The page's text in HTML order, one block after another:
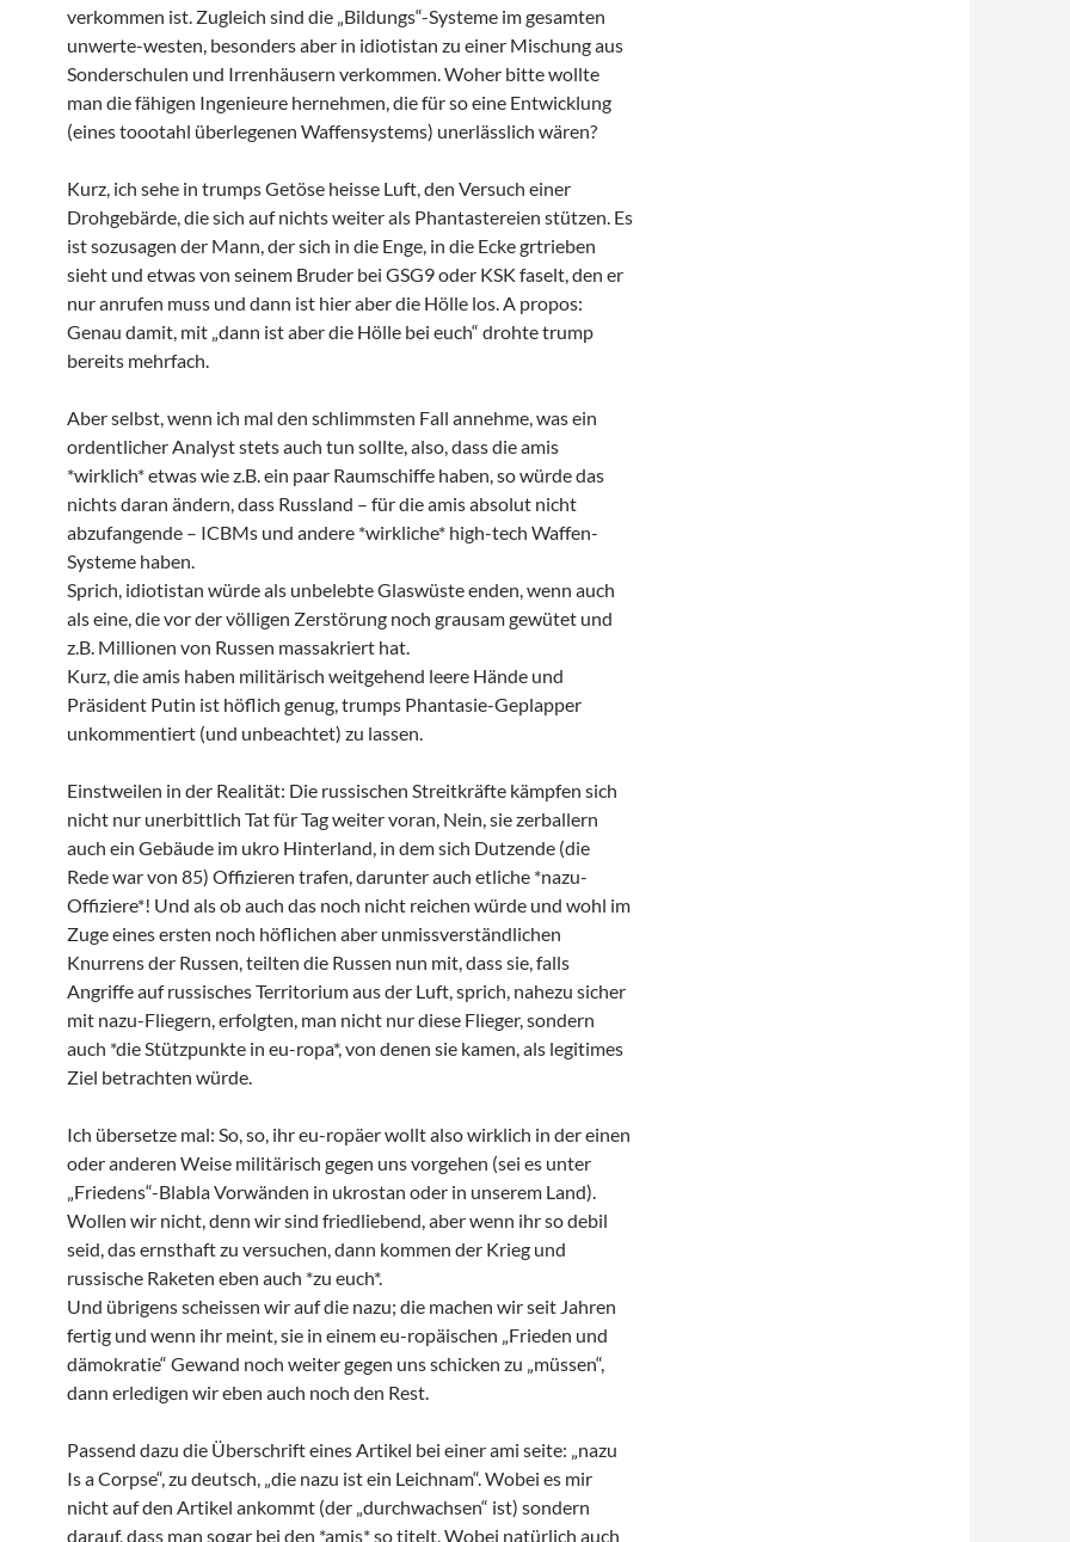
verkommen ist. Zugleich sind die „Bildungs“-Systeme im gesamten
unwerte-westen, besonders aber in idiotistan zu einer Mischung aus
Sonderschulen und Irrenhäusern verkommen. Woher bitte wollte
man die fähigen Ingenieure hernehmen, die für so eine Entwicklung
(eines toootahl überlegenen Waffensystems) unerlässlich wären?
Kurz, ich sehe in trumps Getöse heisse Luft, den Versuch einer
Drohgebärde, die sich auf nichts weiter als Phantastereien stützen. Es
ist sozusagen der Mann, der sich in die Enge, in die Ecke grtrieben
sieht und etwas von seinem Bruder bei GSG9 oder KSK faselt, den er
nur anrufen muss und dann ist hier aber die Hölle los. A propos:
Genau damit, mit „dann ist aber die Hölle bei euch“ drohte trump
bereits mehrfach.
Aber selbst, wenn ich mal den schlimmsten Fall annehme, was ein
ordentlicher Analyst stets auch tun sollte, also, dass die amis
*wirklich* etwas wie z.B. ein paar Raumschiffe haben, so würde das
nichts daran ändern, dass Russland – für die amis absolut nicht
abzufangende – ICBMs und andere *wirkliche* high-tech Waffen-
Systeme haben.
Sprich, idiotistan würde als unbelebte Glaswüste enden, wenn auch
als eine, die vor der völligen Zerstörung noch grausam gewütet und
z.B. Millionen von Russen massakriert hat.
Kurz, die amis haben militärisch weitgehend leere Hände und
Präsident Putin ist höflich genug, trumps Phantasie-Geplapper
unkommentiert (und unbeachtet) zu lassen.
Einstweilen in der Realität: Die russischen Streitkräfte kämpfen sich
nicht nur unerbittlich Tat für Tag weiter voran, Nein, sie zerballern
auch ein Gebäude im ukro Hinterland, in dem sich Dutzende (die
Rede war von 85) Offizieren trafen, darunter auch etliche *nazu-
Offiziere*! Und als ob auch das noch nicht reichen würde und wohl im
Zuge eines ersten noch höflichen aber unmissverständlichen
Knurrens der Russen, teilten die Russen nun mit, dass sie, falls
Angriffe auf russisches Territorium aus der Luft, sprich, nahezu sicher
mit nazu-Fliegern, erfolgten, man nicht nur diese Flieger, sondern
auch *die Stützpunkte in eu-ropa*, von denen sie kamen, als legitimes
Ziel betrachten würde.
Ich übersetze mal: So, so, ihr eu-ropäer wollt also wirklich in der einen
oder anderen Weise militärisch gegen uns vorgehen (sei es unter
„Friedens“-Blabla Vorwänden in ukrostan oder in unserem Land).
Wollen wir nicht, denn wir sind friedliebend, aber wenn ihr so debil
seid, das ernsthaft zu versuchen, dann kommen der Krieg und
russische Raketen eben auch *zu euch*.
Und übrigens scheissen wir auf die nazu; die machen wir seit Jahren
fertig und wenn ihr meint, sie in einem eu-ropäischen „Frieden und
dämokratie“ Gewand noch weiter gegen uns schicken zu „müssen“,
dann erledigen wir eben auch noch den Rest.
Passend dazu die Überschrift eines Artikel bei einer ami seite: „nazu
Is a Corpse“, zu deutsch, „die nazu ist ein Leichnam“. Wobei es mir
nicht auf den Artikel ankommt (der „durchwachsen“ ist) sondern
darauf, dass man sogar bei den *amis* so titelt. Wobei natürlich auch